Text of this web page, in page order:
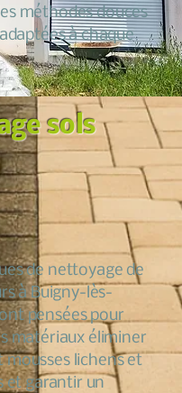
méthodes douces
à chaque
sols
de nettoyage de
à Buigny-lès-
pensées pour
matériaux éliminer
mousses lichens et
et garantir un